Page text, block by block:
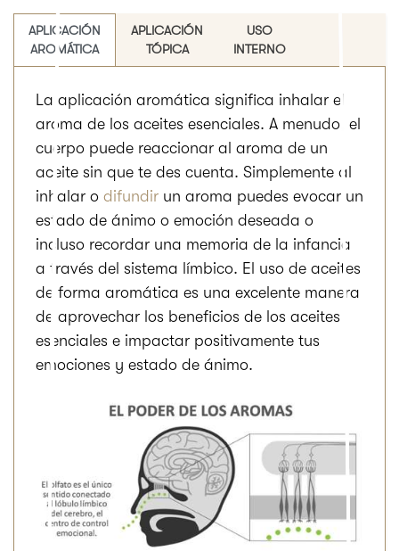
APLICACIÓN
AROMÁTICA
APLICACIÓN
TÓPICA
USO
INTERNO
La aplicación aromática significa inhalar el
aroma de los aceites esenciales. A menudo, el
cuerpo puede reaccionar al aroma de un
aceite sin que te des cuenta. Simplemente al
inhalar o difundir un aroma puedes evocar un
estado de ánimo o emoción deseada o
incluso recordar una memoria de la infancia
a través del sistema límbico. El uso de aceites
de forma aromática es una excelente manera
de aprovechar los beneficios de los aceites
esenciales e impactar positivamente tus
emociones y estado de ánimo.